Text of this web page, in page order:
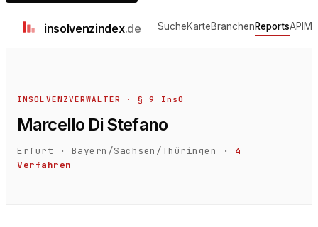
insolvenzindex.de SucheKarteBranchenReportsAPI
INSOLVENZVERWALTER · § 9 InsO
Marcello Di Stefano
Erfurt · Bayern/Sachsen/Thüringen ·
4
Verfahren